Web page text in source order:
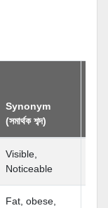
Synonym
(সমার্থক শব্দ)
Visible,
Noticeable
Fat, obese,